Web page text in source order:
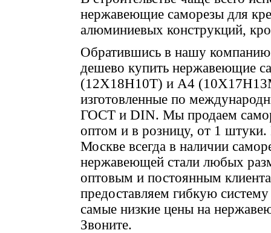
нержавеющие саморезы для
алюминиевых конструкций,
Обратившись в нашу
дешево купить нержавеющие
(12Х18Н10Т) и А4
изготовленные по
ГОСТ и DIN. Мы продаем
оптом и в розницу, от 1
Москве всегда в наличии
нержавеющей стали любых
оптовым и постоянным
предоставляем гибкую
самые низкие цены на
Звоните.